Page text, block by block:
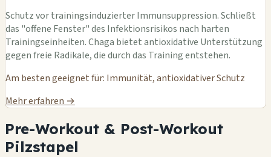
Schutz vor trainingsinduzierter Immunsuppression. Schließt
das "offene Fenster" des Infektionsrisikos nach harten
Trainingseinheiten. Chaga bietet antioxidative Unterstützung
gegen freie Radikale, die durch das Training entstehen.
Am besten geeignet für: Immunität, antioxidativer Schutz
Mehr erfahren →
Pre-Workout & Post-Workout
Pilzstapel